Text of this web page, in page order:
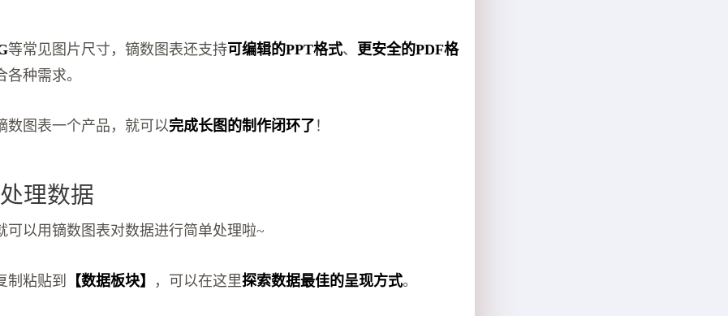
等常见图片尺寸，镝数图表还支持可编辑的PPT格式、 更安全的PDF格
种需求。
数图表一个产品，就可以完成长图的制作闭环了 ！
理数据
可以用镝数图表对数据进行简单处理啦~
制粘贴到 【数据板块】 ，可以在这里探索数据最佳的呈现方式。